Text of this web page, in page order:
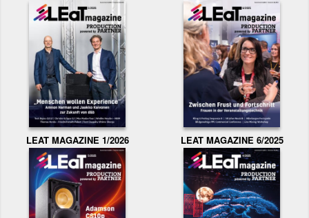
LEAT MAGAZINE 1/2026 LEAT MAGAZINE 6/2025